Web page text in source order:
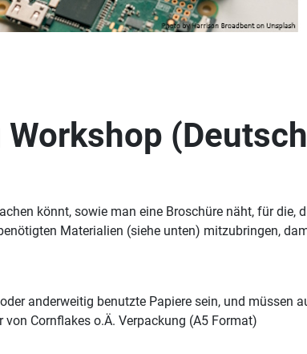
könnt, sowie man eine Broschüre näht, für
Materialien (siehe unten) mitzubringen,
anderweitig benutzte Papiere sein, und müssen
Cornflakes o.Ä. Verpackung (A5 Format)